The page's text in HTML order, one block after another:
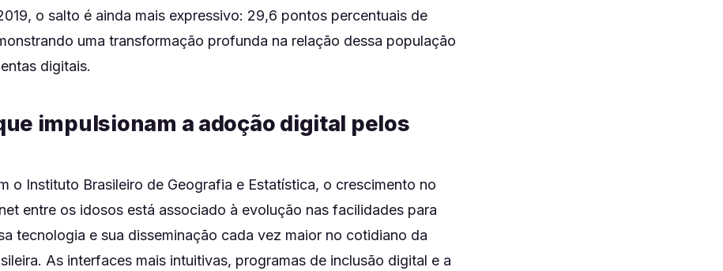
o salto é ainda mais expressivo: 29,6 pontos percentuais de
uma transformação profunda na relação dessa população
digitais.
impulsionam a adoção digital pelos
o Instituto Brasileiro de Geografia e Estatística, o crescimento no
entre os idosos está associado à evolução nas facilidades para
tecnologia e sua disseminação cada vez maior no cotidiano da
As interfaces mais intuitivas, programas de inclusão digital e a